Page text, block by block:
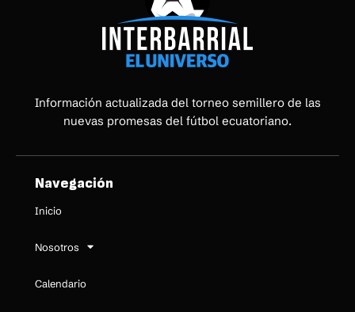
Información actualizada del torneo semillero de las
nuevas promesas del fútbol ecuatoriano.
Navegación
Inicio
Nosotros
Calendario